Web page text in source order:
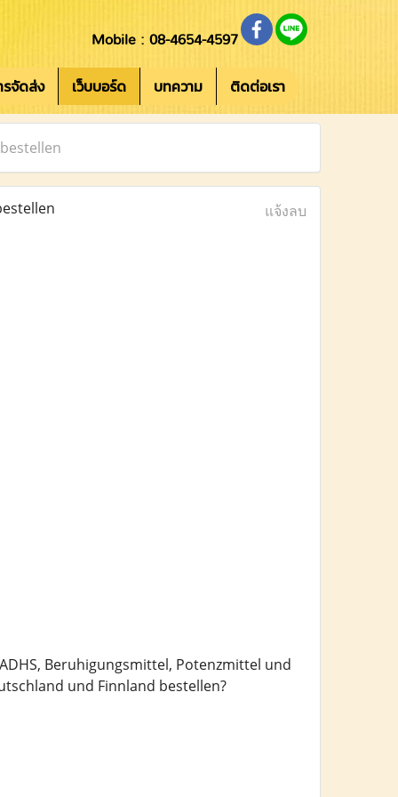
Mobile : 08-4654-4597
รจัดส่ง เว็บบอร์ด บทความ ติดต่อเรา
แจ้งลบ
Beruhigungsmittel, Potenzmittel und
und Finnland bestellen?